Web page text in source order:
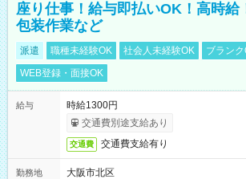
座り仕事！給与即払いOK！高時給
包装作業など
派遣 職種未経験OK 社会人未経験OK
ブラン
WEB登録・面接OK
給与
時給1300円
交通費別途支給あり
交通費 交通費支給有り
勤務地
大阪市北区